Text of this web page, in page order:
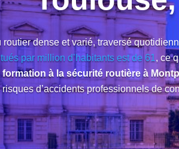
DEMANDER UN
dense et varié, traversé
par million d’habitants est de 61 , ce
formation à la sécurité routière à
d’accidents professionnels de